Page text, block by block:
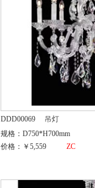
DDD00069
吊灯
规格：D750*H700mm
价格：￥5,559
ZC